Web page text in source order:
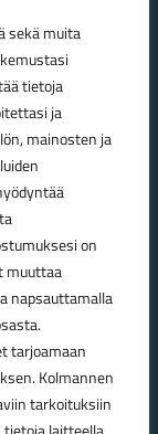
sekä muita
tietoja
ja
mainosten ja
on
muuttaa
napsauttamalla
tarjoamaan
Kolmannen
tarkoituksiin